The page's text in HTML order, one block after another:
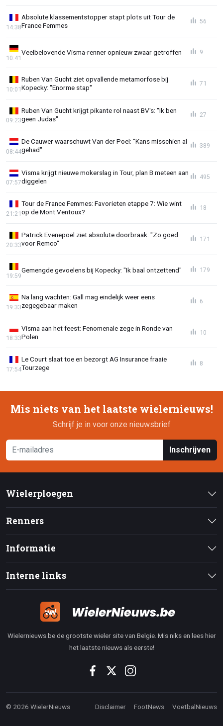
Absolute klassementstopper stapt plots uit Tour de
France Femmes
14:38
56
Veelbelovende Visma-renner opnieuw zwaar getroffen
10:41
9
Ruben Van Gucht ziet opvallende metamorfose bij
Kopecky: "Enorme stap"
10:01
71
Ruben Van Gucht krijgt pikante rol naast BV's: "Ik ben
geen Judas"
09:23
27
De Cauwer waarschuwt Van der Poel: "Kans misschien al
gehad"
08:44
389
Visma krijgt nieuwe mokerslag in Tour, plan B meteen aan
diggelen
07:57
495
Tour de France Femmes: Favorieten etappe 7: Wie wint
op de Mont Ventoux?
21:21
18
Patrick Evenepoel ziet absolute doorbraak: "Zo goed
voor Remco"
20:33
171
Gemengde gevoelens bij Kopecky: "Ik baal ontzettend"
19:59
179
Na lang wachten: Gall mag eindelijk weer eens
zegegebaar maken
19:33
6
Visma aan het feest: Fenomenale zege in Ronde van
Polen
18:33
10
Le Court slaat toe en bezorgt AG Insurance fraaie
Tourzege
17:54
8
Mis niets van het laatste wielernieuws!
Schrijf je in voor onze nieuwsbrief
Inschrijven
Wielerploegen
Renners
Informatie
Interne links
Wielernieuws.be de grootste wieler site van Belgie. Mis niks en lees hier
het laatste nieuws als eerste!
© 2026 WielerNieuws Disclaimer FootNews VoetbalNieuws